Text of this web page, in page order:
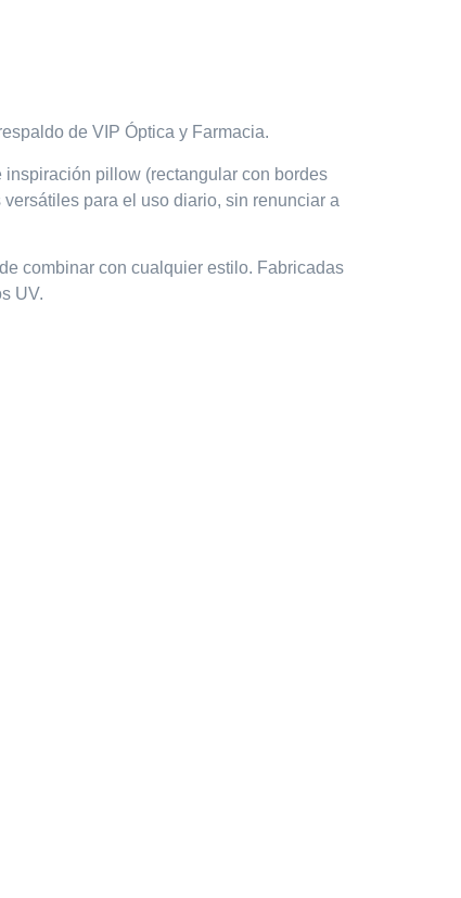
deVIP Óptica y Farmacia.
inspiración pillow (rectangular con bordes
para el uso diario, sin renunciar a
combinar con cualquier estilo. Fabricadas
UV.